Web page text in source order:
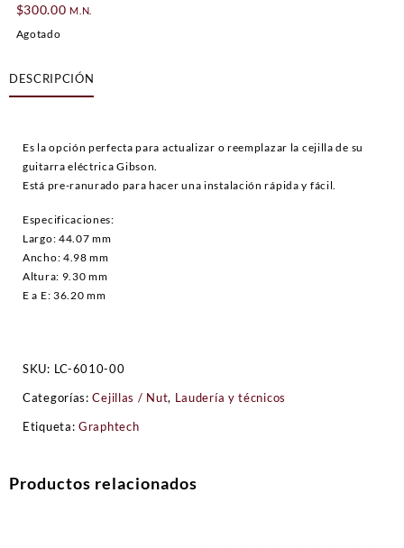
$300.00 M.N.
Agotado
DESCRIPCIÓN
Es la opción perfecta para actualizar o reemplazar la cejilla de su
guitarra eléctrica Gibson.
Está pre-ranurado para hacer una instalación rápida y fácil.
Especificaciones:
Largo: 44.07 mm
Ancho: 4.98 mm
Altura: 9.30 mm
E a E: 36.20 mm
SKU: LC-6010-00
Categorías:Cejillas / Nut, Laudería y técnicos
Etiqueta:Graphtech
Productos relacionados